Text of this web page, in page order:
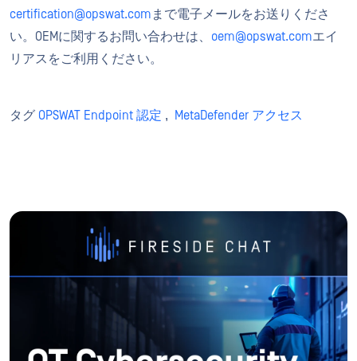
certification@opswat.com まで電子メールをお送りくださ
い。OEMに関するお問い合わせは、 oem@opswat.comエイ
リアスをご利用ください。
タグ OPSWAT Endpoint 認定 , MetaDefender アクセス